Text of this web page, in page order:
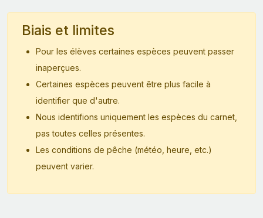
Biais et limites
Pour les élèves certaines espèces peuvent passer
inaperçues.
Certaines espèces peuvent être plus facile à
identifier que d'autre.
Nous identifions uniquement les espèces du carnet,
pas toutes celles présentes.
Les conditions de pêche (météo, heure, etc.)
peuvent varier.